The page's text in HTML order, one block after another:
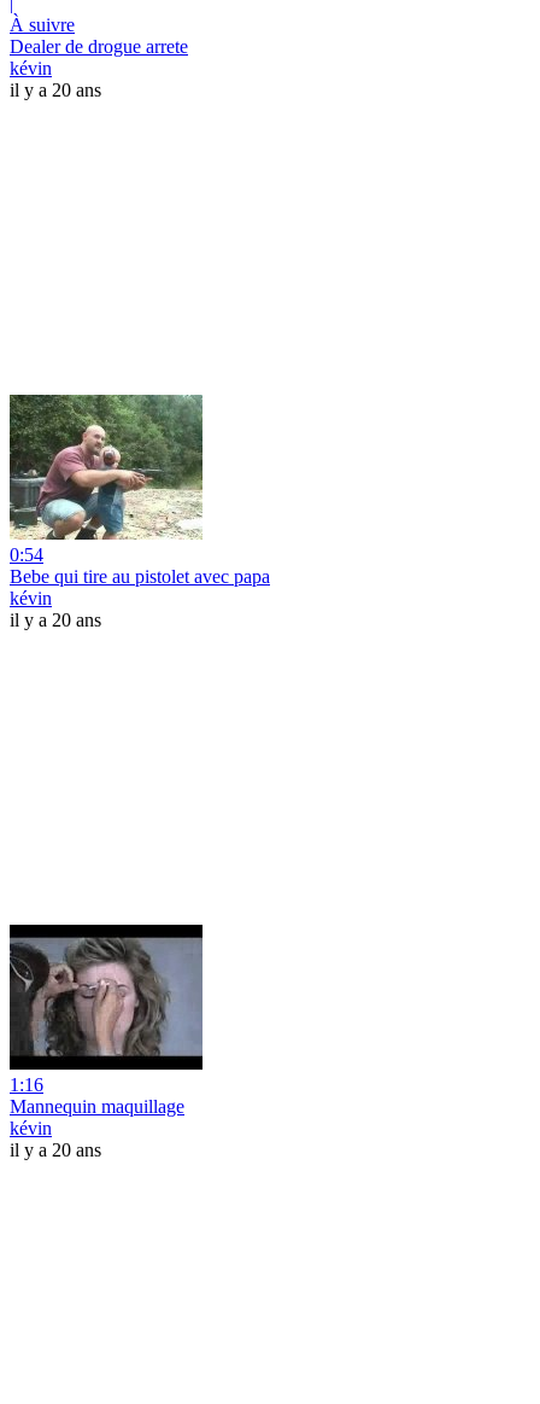
À suivre
Dealer de drogue arrete
kévin
il y a 20 ans
0:54
Bebe qui tire au pistolet avec papa
kévin
il y a 20 ans
1:16
Mannequin maquillage
kévin
il y a 20 ans